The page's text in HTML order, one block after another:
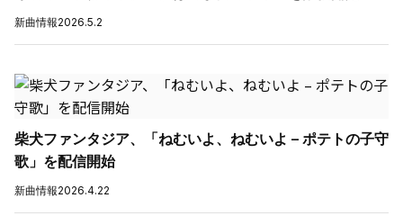
新曲情報2026.5.2
柴犬ファンタジア、「ねむいよ、ねむいよ – ポテトの子守
歌」を配信開始
新曲情報2026.4.22